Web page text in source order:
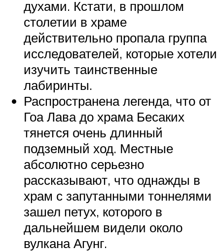
духами. Кстати, в прошлом
столетии в храме
действительно пропала группа
исследователей, которые хотели
изучить таинственные
лабиринты.
Распространена легенда, что от
Гоа Лава до храма Бесаких
тянется очень длинный
подземный ход. Местные
абсолютно серьезно
рассказывают, что однажды в
храм с запутанными тоннелями
зашел петух, которого в
дальнейшем видели около
вулкана Агунг.